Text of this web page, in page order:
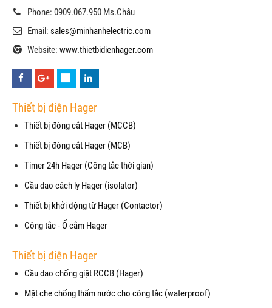
Phone: 0909.067.950 Ms.Châu
Email: sales@minhanhelectric.com
Website: www.thietbidienhager.com
Thiết bị điện Hager
Thiết bị đóng cắt Hager (MCCB)
Thiết bị đóng cắt Hager (MCB)
Timer 24h Hager (Công tắc thời gian)
Cầu dao cách ly Hager (isolator)
Thiết bị khởi động từ Hager (Contactor)
Công tắc - Ổ cắm Hager
Thiết bị điện Hager
Cầu dao chống giật RCCB (Hager)
Mặt che chống thấm nước cho công tắc (waterproof)